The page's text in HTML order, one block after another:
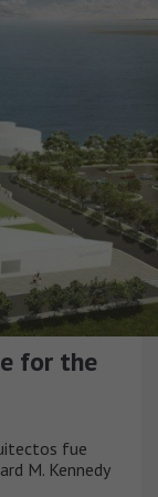
for the
fue
M. Kennedy